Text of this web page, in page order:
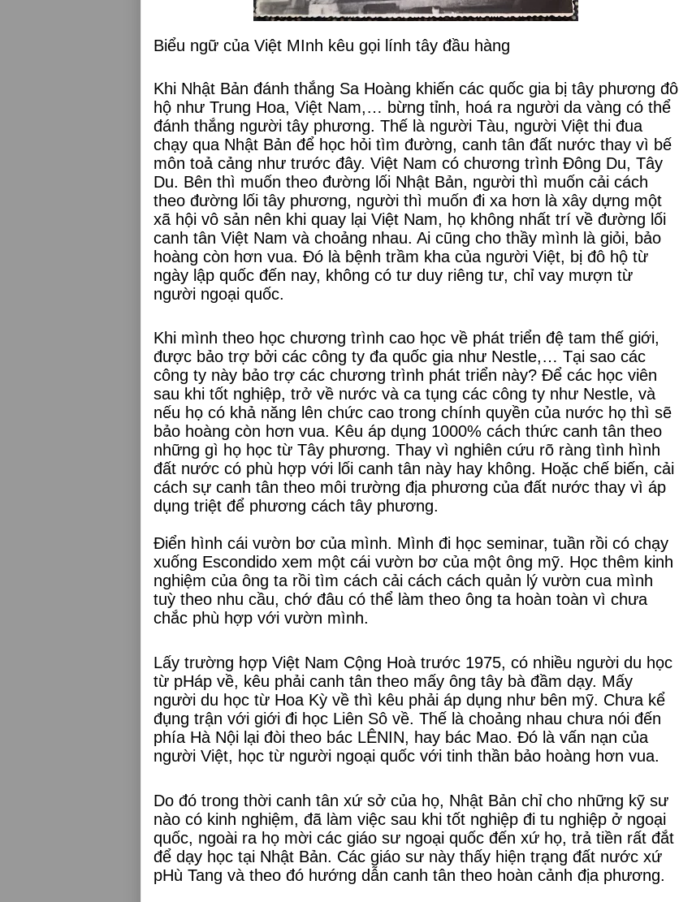
Biểu ngữ của Việt MInh kêu gọi lính tây đầu hàng
Khi Nhật Bản đánh thắng Sa Hoàng khiến các quốc gia bị tây phương đô
hộ như Trung Hoa, Việt Nam,… bừng tỉnh, hoá ra người da vàng có thể
đánh thắng người tây phương. Thế là người Tàu, người Việt thi đua
chạy qua Nhật Bản để học hỏi tìm đường, canh tân đất nước thay vì bế
môn toả cảng như trước đây. Việt Nam có chương trình Đông Du, Tây
Du. Bên thì muốn theo đường lối Nhật Bản, người thì muốn cải cách
theo đường lối tây phương, người thì muốn đi xa hơn là xây dựng một
xã hội vô sản nên khi quay lại Việt Nam, họ không nhất trí về đường lối
canh tân Việt Nam và choảng nhau. Ai cũng cho thầy mình là giỏi, bảo
hoàng còn hơn vua. Đó là bệnh trầm kha của người Việt, bị đô hộ từ
ngày lập quốc đến nay, không có tư duy riêng tư, chỉ vay mượn từ
người ngoại quốc.
Khi mình theo học chương trình cao học về phát triển đệ tam thế giới,
được bảo trợ bởi các công ty đa quốc gia như Nestle,… Tại sao các
công ty này bảo trợ các chương trình phát triển này? Để các học viên
sau khi tốt nghiệp, trở về nước và ca tụng các công ty như Nestle, và
nếu họ có khả năng lên chức cao trong chính quyền của nước họ thì sẽ
bảo hoàng còn hơn vua. Kêu áp dụng 1000% cách thức canh tân theo
những gì họ học từ Tây phương. Thay vì nghiên cứu rõ ràng tình hình
đất nước có phù hợp với lối canh tân này hay không. Hoặc chế biến, cải
cách sự canh tân theo môi trường địa phương của đất nước thay vì áp
dụng triệt để phương cách tây phương.
Điển hình cái vườn bơ của mình. Mình đi học seminar, tuần rồi có chạy
xuống Escondido xem một cái vườn bơ của một ông mỹ. Học thêm kinh
nghiệm của ông ta rồi tìm cách cải cách cách quản lý vườn cua mình
tuỳ theo nhu cầu, chớ đâu có thể làm theo ông ta hoàn toàn vì chưa
chắc phù hợp với vườn mình.
Lấy trường hợp Việt Nam Cộng Hoà trước 1975, có nhiều người du học
từ pHáp về, kêu phải canh tân theo mấy ông tây bà đầm dạy. Mấy
người du học từ Hoa Kỳ về thì kêu phải áp dụng như bên mỹ. Chưa kể
đụng trận với giới đi học Liên Sô về. Thế là choảng nhau chưa nói đến
phía Hà Nội lại đòi theo bác LÊNIN, hay bác Mao. Đó là vấn nạn của
người Việt, học từ người ngoại quốc với tinh thần bảo hoàng hơn vua.
Do đó trong thời canh tân xứ sở của họ, Nhật Bản chỉ cho những kỹ sư
nào có kinh nghiệm, đã làm việc sau khi tốt nghiệp đi tu nghiệp ở ngoại
quốc, ngoài ra họ mời các giáo sư ngoại quốc đến xứ họ, trả tiền rất đắt
để dạy học tại Nhật Bản. Các giáo sư này thấy hiện trạng đất nước xứ
pHù Tang và theo đó hướng dẫn canh tân theo hoàn cảnh địa phương.